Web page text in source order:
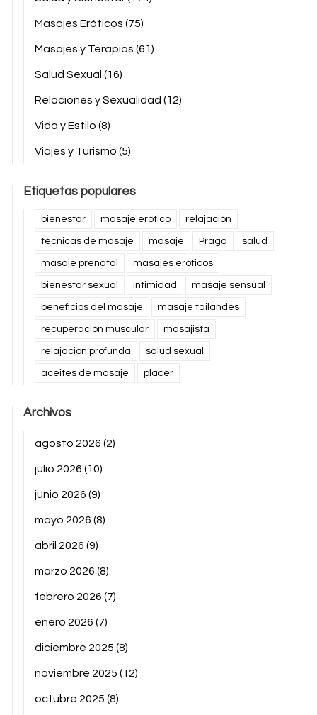
Masajes Eróticos (75)
Masajes y Terapias (61)
Salud Sexual (16)
Relaciones y Sexualidad (12)
Vida y Estilo (8)
Viajes y Turismo (5)
Etiquetas populares
bienestar masaje erótico relajación
técnicas de masaje masaje Praga salud
masaje prenatal masajes eróticos
bienestar sexual intimidad masaje sensual
beneficios del masaje masaje tailandés
recuperación muscular masajista
relajación profunda salud sexual
aceites de masaje placer
Archivos
agosto 2026 (2)
julio 2026 (10)
junio 2026 (9)
mayo 2026 (8)
abril 2026 (9)
marzo 2026 (8)
febrero 2026 (7)
enero 2026 (7)
diciembre 2025 (8)
noviembre 2025 (12)
octubre 2025 (8)